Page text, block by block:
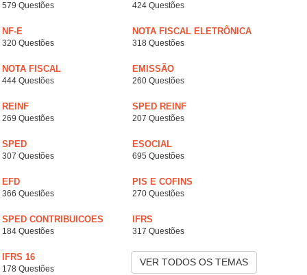
579 Questões 424 Questões
NF-E
320 Questões
NOTA FISCAL ELETRÔNICA
318 Questões
NOTA FISCAL
444 Questões
EMISSÃO
260 Questões
REINF
269 Questões
SPED REINF
207 Questões
SPED
307 Questões
ESOCIAL
695 Questões
EFD
366 Questões
PIS E COFINS
270 Questões
SPED CONTRIBUICOES
184 Questões
IFRS
317 Questões
IFRS 16
178 Questões
VER TODOS OS TEMAS